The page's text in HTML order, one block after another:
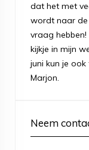
dat het met
wordt naar de
vraag
kijkje in mijn
juni kun je ook
Marjon.
Neem